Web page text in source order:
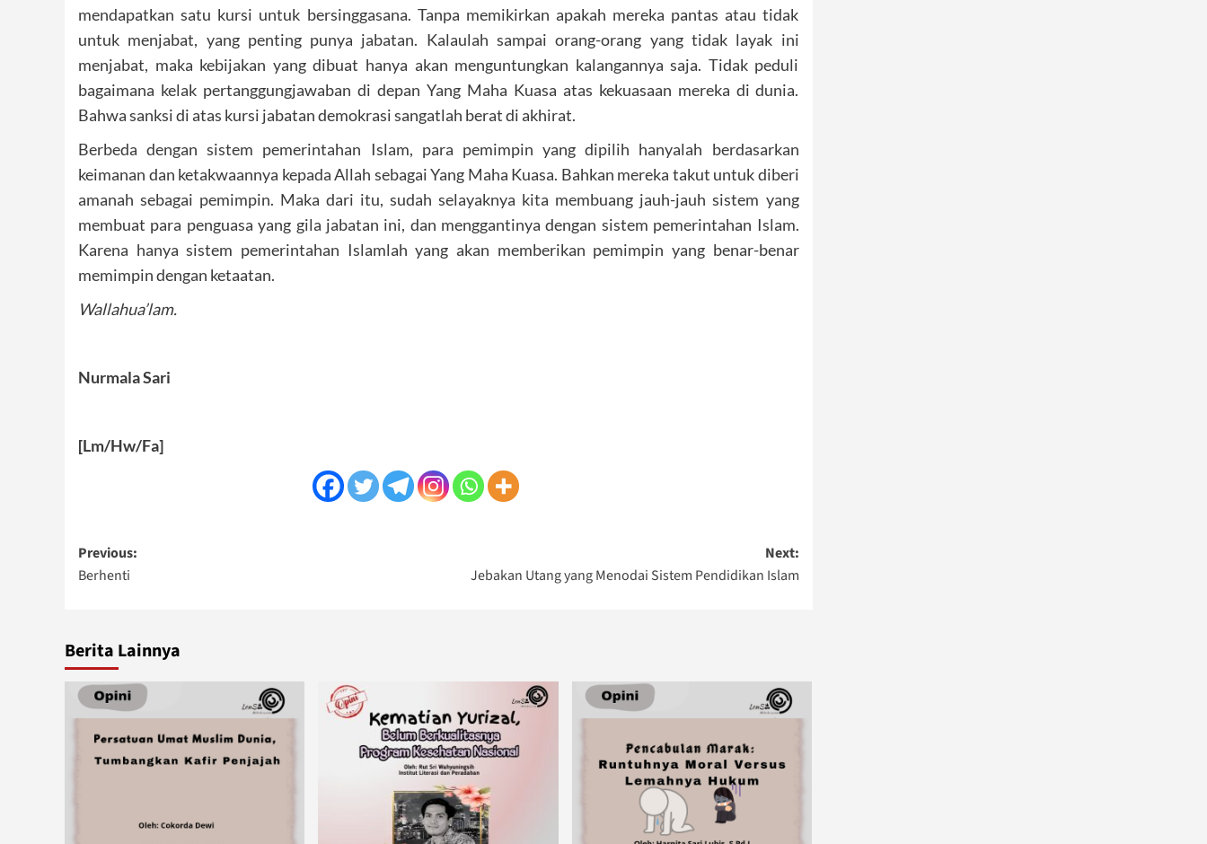
mendapatkan satu kursi untuk bersinggasana. Tanpa memikirkan apakah mereka pantas atau tidak
untuk menjabat, yang penting punya jabatan. Kalaulah sampai orang-orang yang tidak layak ini
menjabat, maka kebijakan yang dibuat hanya akan menguntungkan kalangannya saja. Tidak peduli
bagaimana kelak pertanggungjawaban di depan Yang Maha Kuasa atas kekuasaan mereka di dunia.
Bahwa sanksi di atas kursi jabatan demokrasi sangatlah berat di akhirat.
Berbeda dengan sistem pemerintahan Islam, para pemimpin yang dipilih hanyalah berdasarkan
keimanan dan ketakwaannya kepada Allah sebagai Yang Maha Kuasa. Bahkan mereka takut untuk diberi
amanah sebagai pemimpin. Maka dari itu, sudah selayaknya kita membuang jauh-jauh sistem yang
membuat para penguasa yang gila jabatan ini, dan menggantinya dengan sistem pemerintahan Islam.
Karena hanya sistem pemerintahan Islamlah yang akan memberikan pemimpin yang benar-benar
memimpin dengan ketaatan.
Wallahua’lam.
Nurmala Sari
[Lm/Hw/Fa]
Post
navigation
Previous:
Berhenti
Next:
Jebakan Utang yang Menodai Sistem Pendidikan Islam
Berita Lainnya